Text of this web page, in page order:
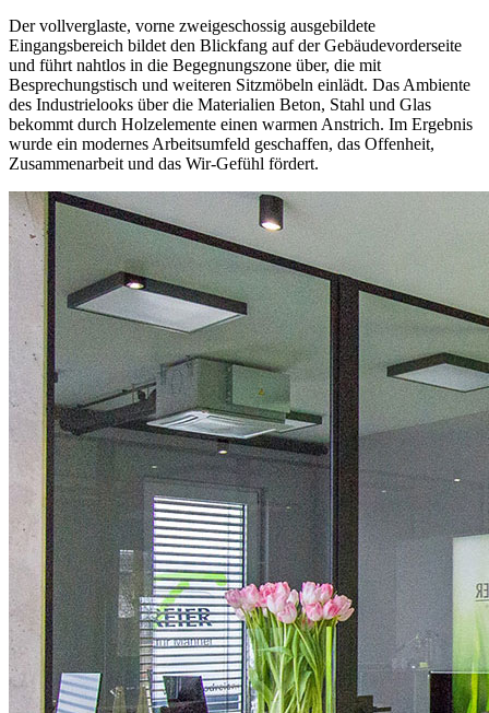
Der vollverglaste, vorne zweigeschossig ausgebildete
Eingangsbereich bildet den Blickfang auf der Gebäudevorderseite
und führt nahtlos in die Begegnungszone über, die mit
Besprechungstisch und weiteren Sitzmöbeln einlädt. Das Ambiente
des Industrielooks über die Materialien Beton, Stahl und Glas
bekommt durch Holzelemente einen warmen Anstrich. Im Ergebnis
wurde ein modernes Arbeitsumfeld geschaffen, das Offenheit,
Zusammenarbeit und das Wir-Gefühl fördert.